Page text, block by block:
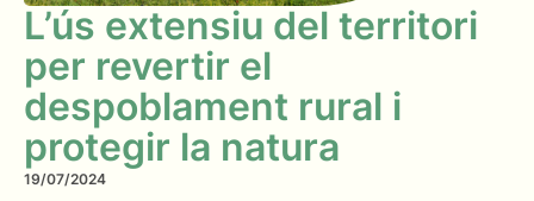
L’ús extensiu del territori
per revertir el
despoblament rural i
protegir la natura
19/07/2024